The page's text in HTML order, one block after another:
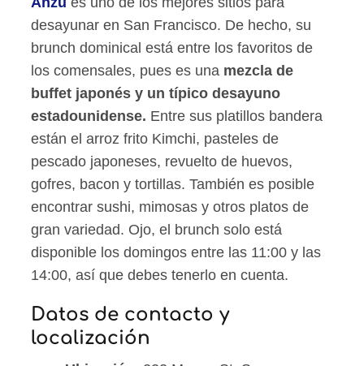
desayunar en San Francisco. De hecho, su
brunch dominical está entre los favoritos de
los comensales, pues es una mezcla de
buffet japonés y un típico desayuno
estadounidense. Entre sus platillos bandera
están el arroz frito Kimchi, pasteles de
pescado japoneses, revuelto de huevos,
gofres, bacon y tortillas. También es posible
encontrar sushi, mimosas y otros platos de
gran variedad. Ojo, el brunch solo está
disponible los domingos entre las 11:00 y las
14:00, así que debes tenerlo en cuenta.
Datos de contacto y
localización